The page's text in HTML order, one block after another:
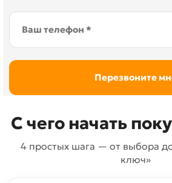
С чего начать
4 простых шага — от выбора
ключ»